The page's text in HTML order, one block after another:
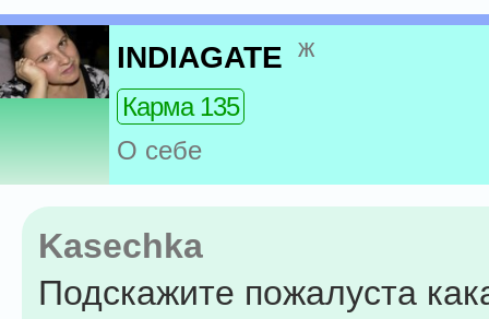
INDIAGATE ж
Карма 135
О себе
Kasechka
Подскажите пожалуста